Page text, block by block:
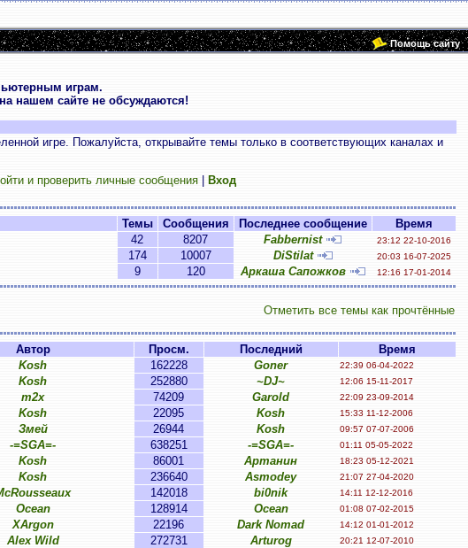
Помощь сайту
играм.
нашем сайте не обсуждаются!
игре. Пожалуйста, открывайте темы только в соответствующих каналах и
и проверить личные сообщения| Вход
Темы Сообщения Последнее сообщение
Время
42 8207 Fabbernist 23:12 22-10-2016
174 10007 DiStilat 20:03 16-07-2025
9 120 Аркаша Сапожков 12:16 17-01-2014
Отметить все темы как прочтённые
Автор Просм. Последний
Время
Kosh 162228 Goner 22:39 06-04-2022
Kosh 252880 ~DJ~ 12:06 15-11-2017
m2x 74209 Garold 22:09 23-09-2014
Kosh 22095 Kosh 15:33 11-12-2006
Змей 26944 Kosh 09:57 07-07-2006
-=SGA=- 638251 -=SGA=- 01:11 05-05-2022
Kosh 86001 Артанин 18:23 05-12-2021
Kosh 236640 Asmodey 21:07 27-04-2020
142018 bi0nik 14:11 12-12-2016
Ocean 128914 Ocean 01:08 07-02-2015
XArgon 22196 Dark Nomad 14:12 01-01-2012
Alex Wild 272731 Arturog 20:21 12-07-2010